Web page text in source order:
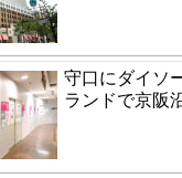
守口にダイソ
ランドで京阪